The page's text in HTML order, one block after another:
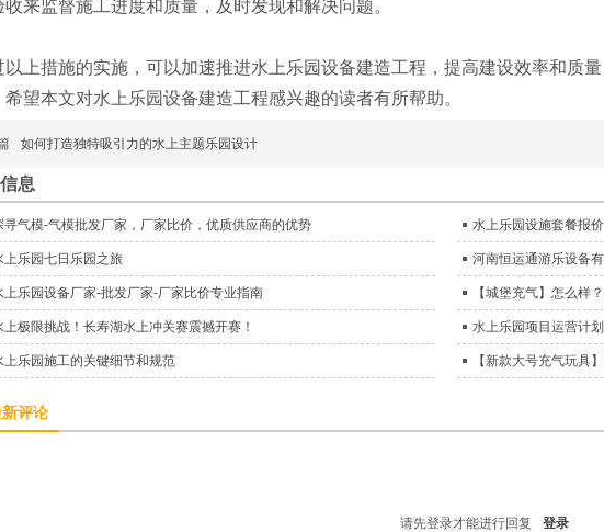
收来监督施工进度和质量，及时发现和解决问题。
以上措施的实施，可以加速推进水上乐园设备建造工程，提高建设效率和质
希望本文对水上乐园设备建造工程感兴趣的读者有所帮助。
如何打造独特吸引力的水上主题乐园设计
息
寻气模-气模批发厂家，厂家比价，优质供应商的优势 水上乐园设施套餐报价
上乐园七日乐园之旅 河南恒运通游乐设备
上乐园设备厂家-批发厂家-厂家比价专业指南 【城堡充气】怎么样
上极限挑战！长寿湖水上冲关赛震撼开赛！ 水上乐园项目运营计
上乐园施工的关键细节和规范 【新款大号充气玩具
评论
请先登录才能进行回复 登录